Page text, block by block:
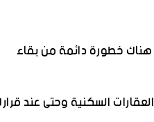
هناك خطورة دائمة من بقاء
السكنية وحتى عند